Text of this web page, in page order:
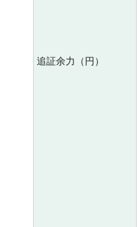
追証余力（円）